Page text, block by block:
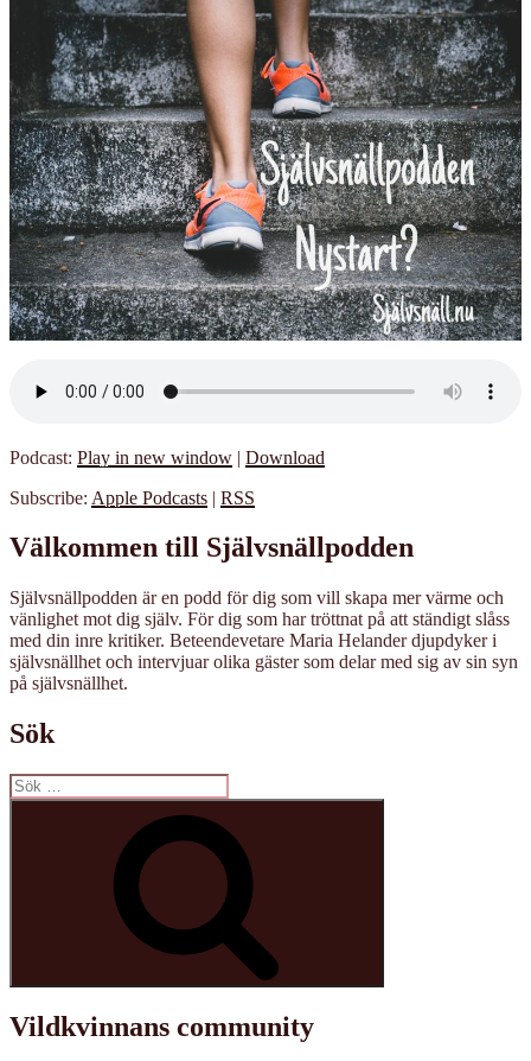
Podcast: Play in new window | Download
Subscribe: Apple Podcasts | RSS
Välkommen till Självsnällpodden
Självsnällpodden är en podd för dig som vill skapa mer värme och
vänlighet mot dig själv. För dig som har tröttnat på att ständigt slåss
med din inre kritiker. Beteendevetare Maria Helander djupdyker i
självsnällhet och intervjuar olika gäster som delar med sig av sin syn
på självsnällhet.
Sök
Sök
efter:
Vildkvinnans community